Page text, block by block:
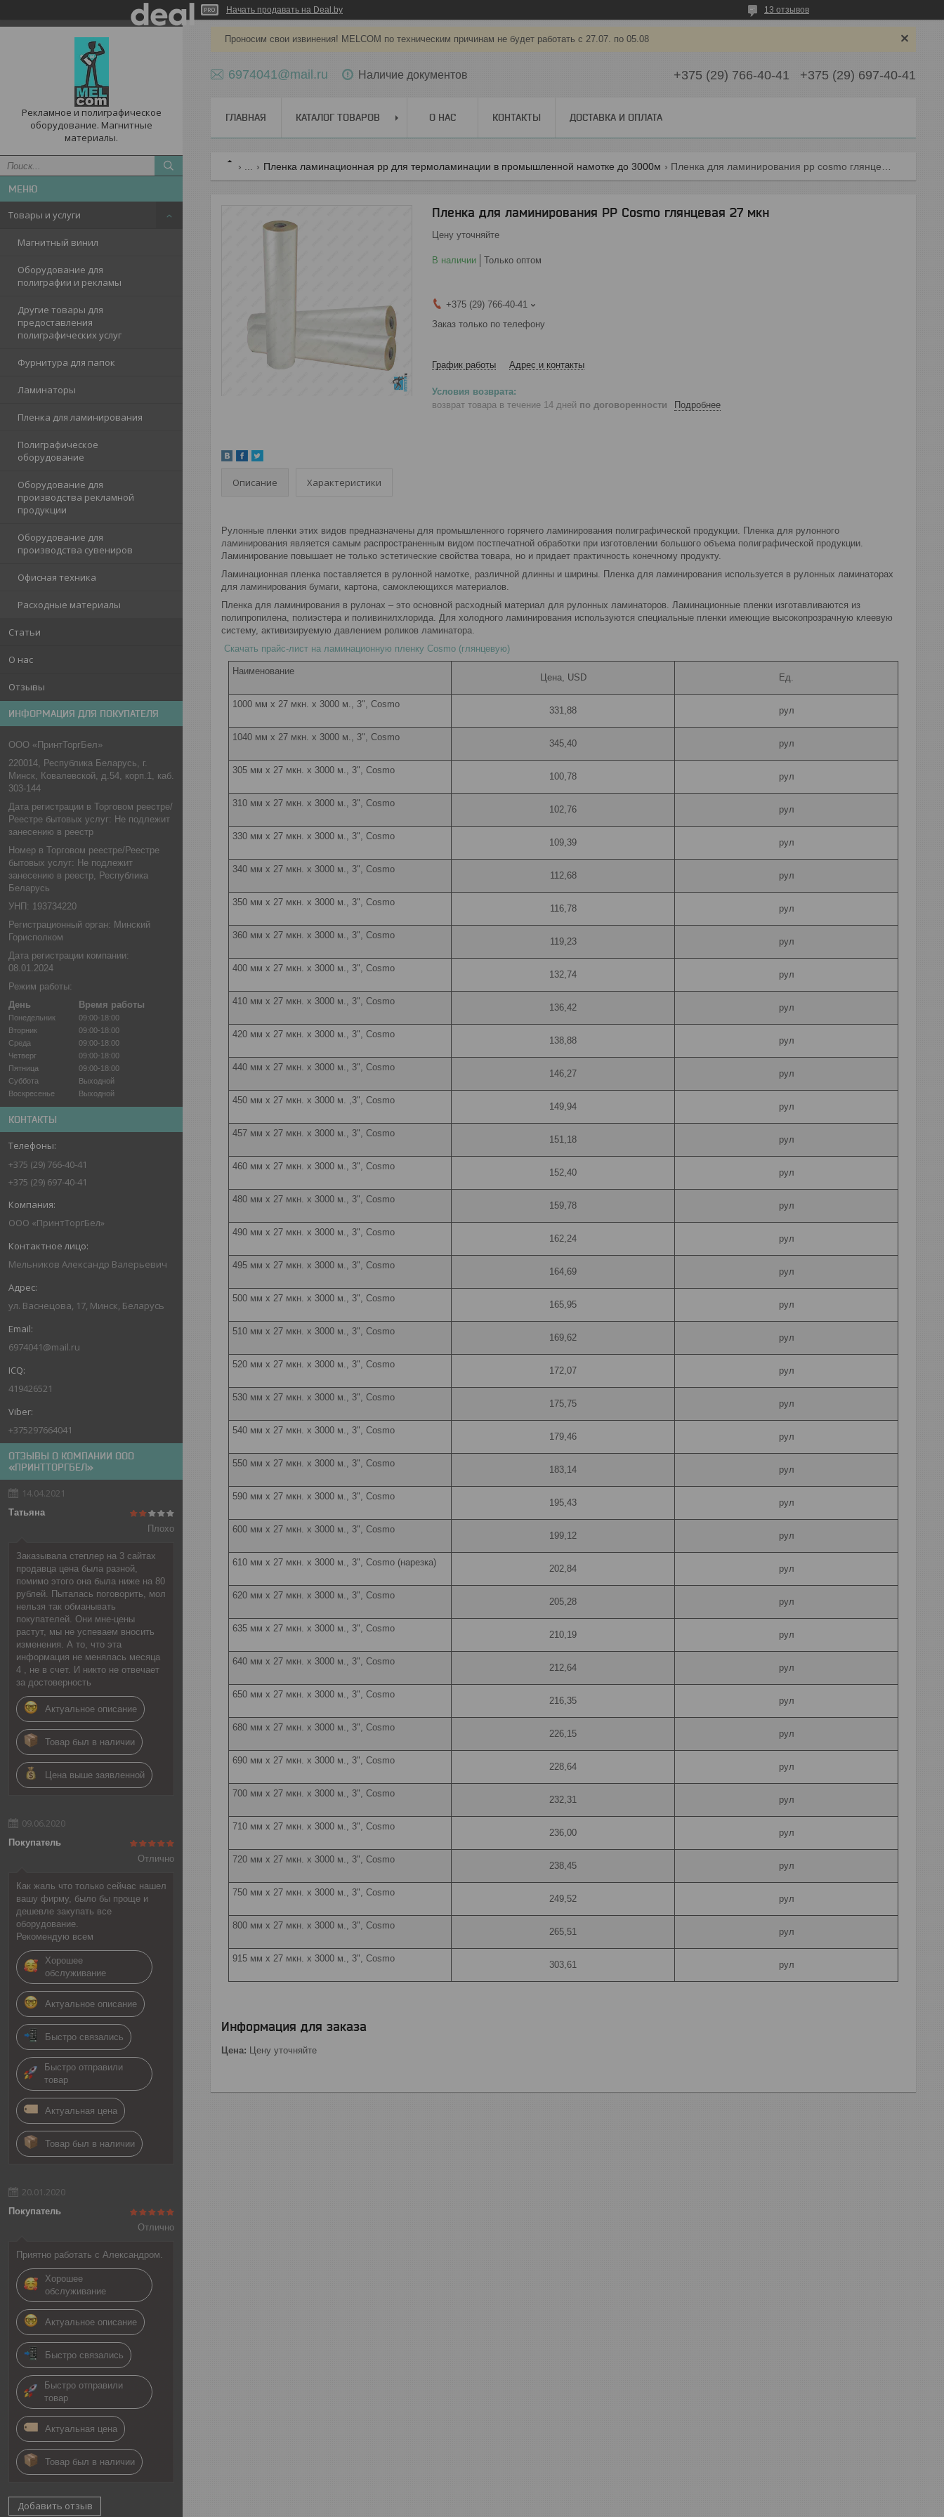
Начать продавать на Deal.by 13 отзывов
Рекламное и полиграфическое
оборудование. Магнитные
материалы.
Товары и услуги
Магнитный винил
Оборудование для
полиграфии и рекламы
Другие товары для
предоставления
полиграфических услуг
Фурнитура для папок
Ламинаторы
Пленка для ламинирования
Полиграфическое
оборудование
Оборудование для
производства рекламной
продукции
Оборудование для
производства сувениров
Офисная техника
Расходные материалы
Статьи
О нас
Отзывы
ИНФОРМАЦИЯ ДЛЯ ПОКУПАТЕЛЯ
ООО «ПринтТоргБел»
220014, Республика Беларусь, г.
Минск, Ковалевской, д.54, корп.1, каб.
303-144
Дата регистрации в Торговом реестре/
Реестре бытовых услуг: Не подлежит
занесению в реестр
Номер в Торговом реестре/Реестре
бытовых услуг: Не подлежит
занесению в реестр, Республика
Беларусь
УНП: 193734220
Регистрационный орган: Минский
Горисполком
Дата регистрации компании:
08.01.2024
Режим работы:
День
Время работы
Понедельник
09:00-18:00
Вторник
09:00-18:00
Среда
09:00-18:00
Четверг
09:00-18:00
Пятница
09:00-18:00
Суббота
Выходной
Воскресенье
Выходной
КОНТАКТЫ
+375 (29) 766-40-41
+375 (29) 697-40-41
ООО «ПринтТоргБел»
Мельников Александр Валерьевич
ул. Васнецова, 17, Минск, Беларусь
6974041@mail.ru
419426521
+375297664041
ОТЗЫВЫ О КОМПАНИИ ООО
«ПРИНТТОРГБЕЛ»
14.04.2021
Татьяна
Плохо
Заказывала степлер на 3 сайтах
продавца цена была разной,
помимо этого она была ниже на 80
рублей. Пыталась поговорить, мол
нельзя так обманывать
покупателей. Они мне-цены
растут, мы не успеваем вносить
изменения. А то, что эта
информация не менялась месяца
4 , не в счет. И никто не отвечает
за достоверность
Актуальное описание
Товар был в наличии
Цена выше заявленной
09.06.2020
Покупатель
Отлично
Как жаль что только сейчас нашел
вашу фирму, было бы проще и
дешевле закупать все
оборудование.
Рекомендую всем
Хорошее
обслуживание
Актуальное описание
Быстро связались
Быстро отправили
товар
Актуальная цена
Товар был в наличии
20.01.2020
Покупатель
Отлично
Приятно работать с Александром.
Хорошее
обслуживание
Актуальное описание
Быстро связались
Быстро отправили
товар
Актуальная цена
Товар был в наличии
Добавить отзыв
Проносим свои извинения! MELCOM по техническим причинам не будет работать с 27.07. по 05.08
6974041@mail.ru Наличие документов +375 (29) 766-40-41 +375 (29) 697-40-41
ГЛАВНАЯ КАТАЛОГ ТОВАРОВ О НАС КОНТАКТЫ ДОСТАВКА И ОПЛАТА
Пленка ламинационная pp для термоламинации в промышленной намотке до 3000м
Пленка для ламинирования PP Cosmo глянцевая 27 мкн
Цену уточняйте
В наличии Только оптом
+375 (29) 766-40-41
Заказ только по телефону
График работы Адрес и контакты
возврат товара в течение 14 дней по договоренности Подробнее
Описание Характеристики
Рулонные пленки этих видов предназначены для промышленного горячего ламинирования полиграфической продукции. Пленка для рулонного
ламинирования является самым распространенным видом постпечатной обработки при изготовлении большого объема полиграфической продукции.
Ламинирование повышает не только эстетические свойства товара, но и придает практичность конечному продукту.
Ламинационная пленка поставляется в рулонной намотке, различной длинны и ширины. Пленка для ламинирования используется в рулонных ламинаторах
для ламинирования бумаги, картона, самоклеющихся материалов.
Пленка для ламинирования в рулонах – это основной расходный материал для рулонных ламинаторов. Ламинационные пленки изготавливаются из
полипропилена, полиэстера и поливинилхлорида. Для холодного ламинирования используются специальные пленки имеющие высокопрозрачную клеевую
систему, активизируемую давлением роликов ламинатора.
Скачать прайс-лист на ламинационную пленку Cosmo (глянцевую)
Наименование
Цена, USD Ед.
1000 мм x 27 мкн. х 3000 м., 3", Cosmo
331,88 рул
1040 мм x 27 мкн. х 3000 м., 3", Cosmo
345,40 рул
305 мм x 27 мкн. х 3000 м., 3", Cosmo
100,78 рул
310 мм x 27 мкн. х 3000 м., 3", Cosmo
102,76 рул
330 мм x 27 мкн. х 3000 м., 3", Cosmo
109,39 рул
340 мм x 27 мкн. х 3000 м., 3", Cosmo
112,68 рул
350 мм x 27 мкн. х 3000 м., 3", Cosmo
116,78 рул
360 мм x 27 мкн. х 3000 м., 3", Cosmo
119,23 рул
400 мм x 27 мкн. х 3000 м., 3", Cosmo
132,74 рул
410 мм x 27 мкн. х 3000 м., 3", Cosmo
136,42 рул
420 мм x 27 мкн. х 3000 м., 3", Cosmo
138,88 рул
440 мм x 27 мкн. х 3000 м., 3", Cosmo
146,27 рул
450 мм х 27 мкн. х 3000 м. ,3", Cosmo
149,94 рул
457 мм x 27 мкн. х 3000 м., 3", Cosmo
151,18 рул
460 мм х 27 мкн. х 3000 м., 3", Cosmo
152,40 рул
480 мм х 27 мкн. х 3000 м., 3", Cosmo
159,78 рул
490 мм x 27 мкн. х 3000 м., 3", Cosmo
162,24 рул
495 мм x 27 мкн. х 3000 м., 3", Cosmo
164,69 рул
500 мм х 27 мкн. х 3000 м., 3", Cosmo
165,95 рул
510 мм x 27 мкн. х 3000 м., 3", Cosmo
169,62 рул
520 мм х 27 мкн. х 3000 м., 3", Cosmo
172,07 рул
530 мм х 27 мкн. х 3000 м., 3", Cosmo
175,75 рул
540 мм х 27 мкн. х 3000 м., 3", Cosmo
179,46 рул
550 мм х 27 мкн. х 3000 м., 3", Cosmo
183,14 рул
590 мм х 27 мкн. х 3000 м., 3", Cosmo
195,43 рул
600 мм х 27 мкн. х 3000 м., 3", Cosmo
199,12 рул
610 мм х 27 мкн. х 3000 м., 3", Cosmo (нарезка)
202,84 рул
620 мм х 27 мкн. х 3000 м., 3", Cosmo
205,28 рул
635 мм x 27 мкн. х 3000 м., 3", Cosmo
210,19 рул
640 мм х 27 мкн. х 3000 м., 3", Cosmo
212,64 рул
650 мм x 27 мкн. х 3000 м., 3", Cosmo
216,35 рул
680 мм x 27 мкн. x 3000 м., 3", Cosmo
226,15 рул
690 мм x 27 мкн. x 3000 м., 3", Cosmo
228,64 рул
700 мм х 27 мкн. х 3000 м., 3", Cosmo
232,31 рул
710 мм х 27 мкн. х 3000 м., 3", Cosmo
236,00 рул
720 мм х 27 мкн. х 3000 м., 3", Cosmo
238,45 рул
750 мм х 27 мкн. х 3000 м., 3", Cosmo
249,52 рул
800 мм х 27 мкн. х 3000 м., 3", Cosmo
265,51 рул
915 мм х 27 мкн. x 3000 м., 3", Cosmo
303,61 рул
Информация для заказа
Цена: Цену уточняйте